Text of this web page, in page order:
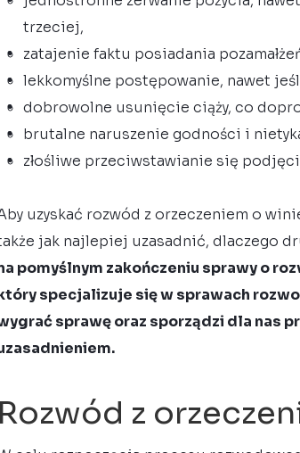
trzeciej,
zatajenie faktu posiadania
lekkomyślne postępowanie, nawet
dobrowolne usunięcie ciąży, co
brutalne naruszenie godności i
złośliwe przeciwstawianie się
uzyskać rozwód z orzeczeniem o
jak najlepiej uzasadnić, dlaczego
pomyślnym zakończeniu sprawy o
specjalizuje się w sprawach
sprawę oraz sporządzi dla nas
Rozwód z